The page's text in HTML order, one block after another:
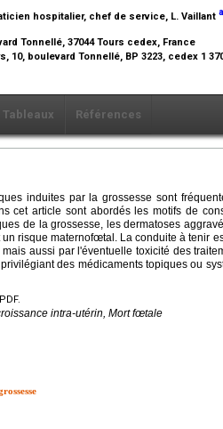
hospitalier, chef de service, L. Vaillant a
Tonnellé, 37044 Tours cedex, France
10, boulevard Tonnellé, BP 3223, cedex 1
Tableaux Références
induites par la grossesse sont
cet article sont abordés les motifs de
de la grossesse, les dermatoses
risque maternofœtal. La conduite à tenir
aussi par l'éventuelle toxicité des
des médicaments topiques ou
intra-utérin, Mort fœtale